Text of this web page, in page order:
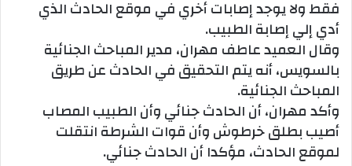
فقط ولا يوجد إصابات أخري في موقع الحادث الذي
أدي إلي إصابة الطبيب.
وقال العميد عاطف مهران، مدير المباحث الجنائية
بالسويس، أنه يتم التحقيق في الحادث عن طريق
المباحث الجنائية.
وأكد مهران، أن الحادث جنائي وأن الطبيب المصاب
أصيب بطلق خرطوش وأن قوات الشرطة انتقلت
لموقع الحادث، مؤكدا أن الحادث جنائي.